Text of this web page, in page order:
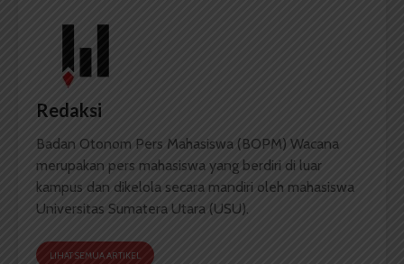
Redaksi
Badan Otonom Pers Mahasiswa (BOPM) Wacana
merupakan pers mahasiswa yang berdiri di luar
kampus dan dikelola secara mandiri oleh mahasiswa
Universitas Sumatera Utara (USU).
LIHAT SEMUA ARTIKEL